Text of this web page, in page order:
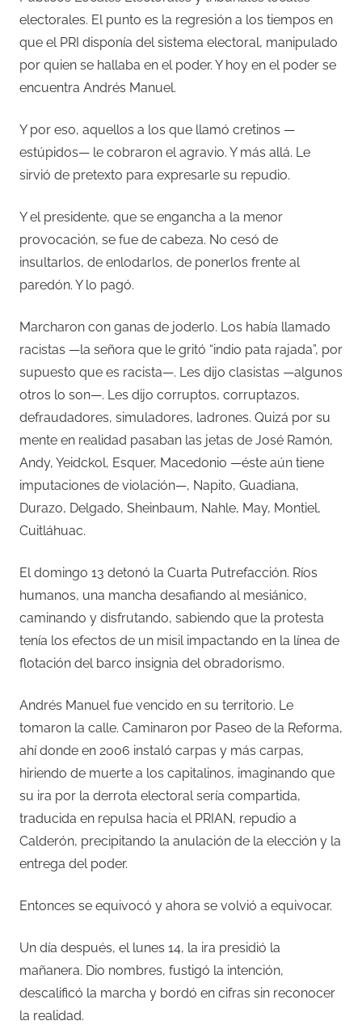
electorales. El punto es la regresión a los tiempos en
que el PRI disponía del sistema electoral, manipulado
por quien se hallaba en el poder. Y hoy en el poder se
encuentra Andrés Manuel.
Y por eso, aquellos a los que llamó cretinos —
estúpidos— le cobraron el agravio. Y más allá. Le
sirvió de pretexto para expresarle su repudio.
Y el presidente, que se engancha a la menor
provocación, se fue de cabeza. No cesó de
insultarlos, de enlodarlos, de ponerlos frente al
paredón. Y lo pagó.
Marcharon con ganas de joderlo. Los había llamado
racistas —la señora que le gritó “indio pata rajada”, por
supuesto que es racista—. Les dijo clasistas —algunos
otros lo son—. Les dijo corruptos, corruptazos,
defraudadores, simuladores, ladrones. Quizá por su
mente en realidad pasaban las jetas de José Ramón,
Andy, Yeidckol, Esquer, Macedonio —éste aún tiene
imputaciones de violación—, Napito, Guadiana,
Durazo, Delgado, Sheinbaum, Nahle, May, Montiel,
Cuitláhuac.
El domingo 13 detonó la Cuarta Putrefacción. Ríos
humanos, una mancha desafiando al mesiánico,
caminando y disfrutando, sabiendo que la protesta
tenía los efectos de un misil impactando en la línea de
flotación del barco insignia del obradorismo.
Andrés Manuel fue vencido en su territorio. Le
tomaron la calle. Caminaron por Paseo de la Reforma,
ahí donde en 2006 instaló carpas y más carpas,
hiriendo de muerte a los capitalinos, imaginando que
su ira por la derrota electoral sería compartida,
traducida en repulsa hacia el PRIAN, repudio a
Calderón, precipitando la anulación de la elección y la
entrega del poder.
Entonces se equivocó y ahora se volvió a equivocar.
Un día después, el lunes 14, la ira presidió la
mañanera. Dio nombres, fustigó la intención,
descalificó la marcha y bordó en cifras sin reconocer
la realidad.